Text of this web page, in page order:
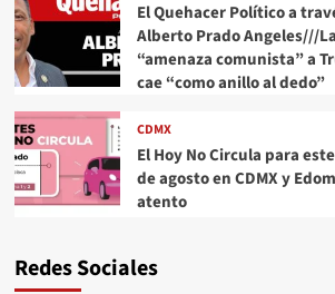
El Quehacer Político a
Alberto Prado Angeles///La
“amenaza comunista” a
cae “como anillo al dedo”
CDMX
El Hoy No Circula para
de agosto en CDMX y
atento
Redes Sociales